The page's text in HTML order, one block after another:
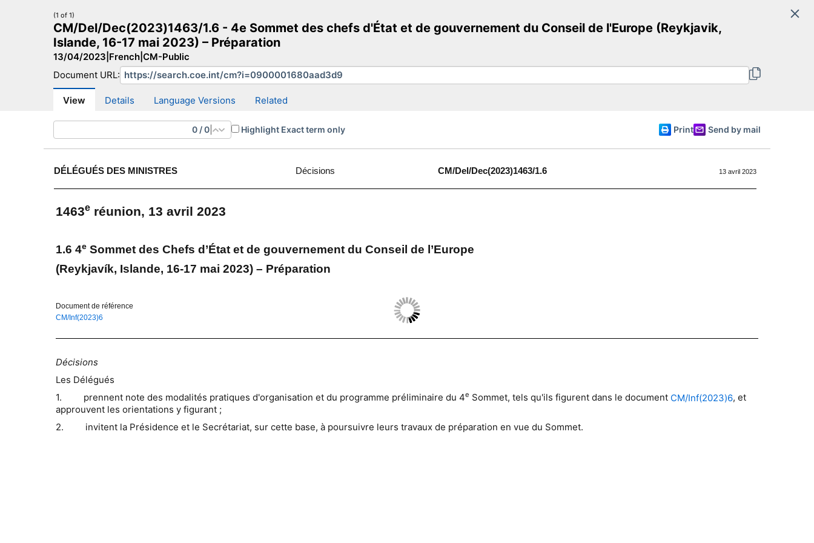
Search
CM website More search sites English
(1 of 1)
CM/Del/Dec(2023)1463/1.6 - 4e Sommet des chefs d'État et de gouvernement du Conseil de l'Europe (Reykjavik,
Islande, 16-17 mai 2023) – Préparation
13/04/2023 French CM-Public
Document URL:
View Details Language Versions Related
0 /0 Highlight Exact term only Print Send by mail
DÉLÉGUÉS DES MINISTRES Décisions CM/Del/Dec(2023)1463/1.6 13 avril 2023
1463e réunion, 13 avril 2023
1.6 4e Sommet des Chefs d’État et de gouvernement du Conseil de l’Europe
(Reykjavík, Islande, 16-17 mai 2023) – Préparation
Document de référence
CM/Inf(2023)6
Décisions
Les Délégués
1. prennent note des modalités pratiques d'organisation et du programme préliminaire du 4e Sommet, tels qu'ils figurent dans le document CM/Inf(2023)6, et
approuvent les orientations y figurant ;
2. invitent la Présidence et le Secrétariat, sur cette base, à poursuivre leurs travaux de préparation en vue du Sommet.